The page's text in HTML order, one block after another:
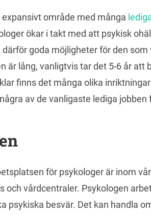
område med många
ökar i takt med att psykisk
goda möjligheter för den
är lång, vanligtvis tar det 5-6 år att
finns det många olika
av de vanligaste lediga jobben
för psykologer är inom
och vårdcentraler. Psykologen
psykiska besvär. Det kan handla